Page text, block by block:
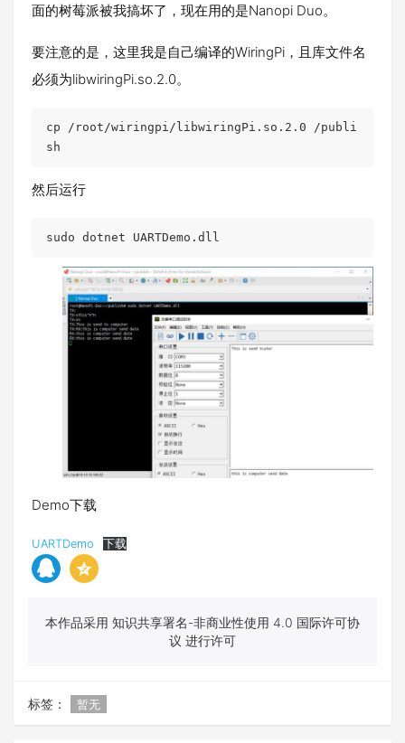
面的树莓派被我搞坏了，现在用的是Nanopi Duo。
要注意的是，这里我是自己编译的WiringPi，且库文件名
必须为libwiringPi.so.2.0。
cp /root/wiringpi/libwiringPi.so.2.0 /publi
sh
然后运行
sudo dotnet UARTDemo.dll
Demo下载
UARTDemo 下载
本作品采用 知识共享署名-非商业性使用 4.0 国际许可协
议 进行许可
标签： 暂无